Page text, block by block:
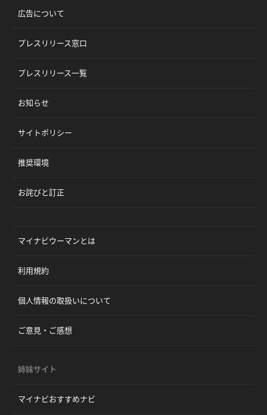
広告について
プレスリリース窓口
プレスリリース一覧
お知らせ
サイトポリシー
推奨環境
お詫びと訂正
マイナビウーマンとは
利用規約
個人情報の取扱いについて
ご意見・ご感想
姉妹サイト
マイナビおすすめナビ